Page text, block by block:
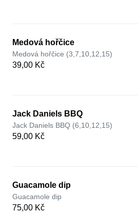
Medová hořčice
Medová hořčice (3,7,10,12,15)
39,00 Kč
Jack Daniels BBQ
Jack Daniels BBQ (6,10,12,15)
59,00 Kč
Guacamole dip
Guacamole dip
75,00 Kč